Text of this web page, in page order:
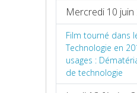
Mercredi 10 juin
Film tourné dans
Technologie en
usages :
de technologie